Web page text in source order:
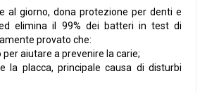
al giorno, dona protezione per denti e
elimina il 99% dei batteri in test di
provato che:
aiutare a prevenire la carie;
la placca, principale causa di disturbi